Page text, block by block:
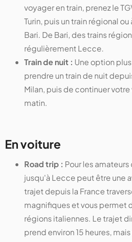
voyager en train, prenez le
Turin, puis un train régional
Bari. De Bari, des trains
régulièrement Lecce.
Train de nuit : Une option
prendre un train de nuit
Milan, puis de continuer
matin.
En voiture
Road trip : Pour les
jusqu'à Lecce peut être une
trajet depuis la France
magnifiques et vous permet
régions italiennes. Le trajet
prend environ 15 heures,